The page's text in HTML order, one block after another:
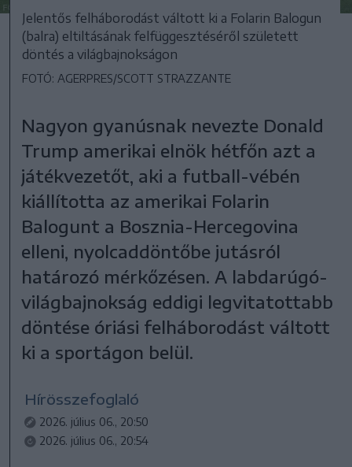
Jelentős felháborodást váltott ki a Folarin Balogun
(balra) eltiltásának felfüggesztéséről született
döntés a világbajnokságon
FOTÓ: AGERPRES/SCOTT STRAZZANTE
Nagyon gyanúsnak nevezte Donald
Trump amerikai elnök hétfőn azt a
játékvezetőt, aki a futball-vébén
kiállította az amerikai Folarin
Balogunt a Bosznia-Hercegovina
elleni, nyolcaddöntőbe jutásról
határozó mérkőzésen. A labdarúgó-
világbajnokság eddigi legvitatottabb
döntése óriási felháborodást váltott
ki a sportágon belül.
Hírösszefoglaló
2026. július 06., 20:50
2026. július 06., 20:54